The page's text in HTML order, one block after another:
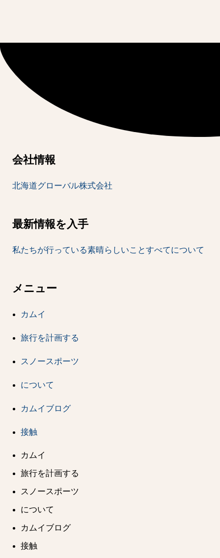
会社情報
北海道グローバル株式会社
最新情報を入手
私たちが行っている素晴らしいことすべてについて
メニュー
カムイ
旅行を計画する
スノースポーツ
について
カムイブログ
接触
カムイ
旅行を計画する
スノースポーツ
について
カムイブログ
接触